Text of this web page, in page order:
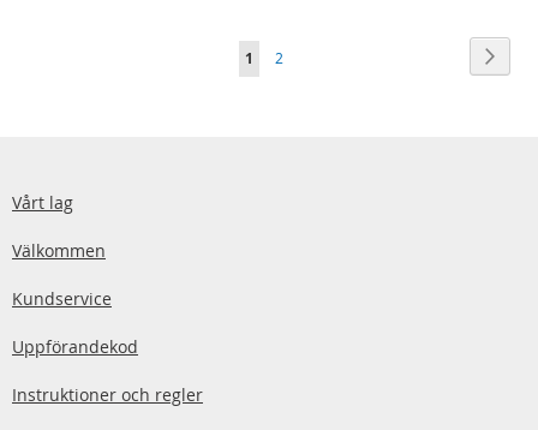
You're
1 Sida
2
Vårt lag
Välkommen
Kundservice
Uppförandekod
Instruktioner och regler